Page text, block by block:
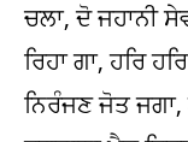
ਚਲਾ, ਦੋ ਜਹਾਨੀ
ਰਿਹਾ ਗਾ, ਹਰਿ
ਨਿਰੰਜਣ ਜੋਤ